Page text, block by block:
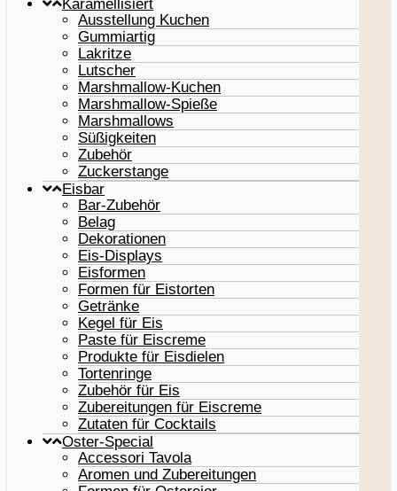
Karamellisiert
Ausstellung Kuchen
Gummiartig
Lakritze
Lutscher
Marshmallow-Kuchen
Marshmallow-Spieße
Marshmallows
Süßigkeiten
Zubehör
Zuckerstange
Eisbar
Bar-Zubehör
Belag
Dekorationen
Eis-Displays
Eisformen
Formen für Eistorten
Getränke
Kegel für Eis
Paste für Eiscreme
Produkte für Eisdielen
Tortenringe
Zubehör für Eis
Zubereitungen für Eiscreme
Zutaten für Cocktails
Oster-Special
Accessori Tavola
Aromen und Zubereitungen